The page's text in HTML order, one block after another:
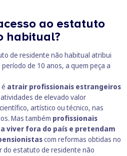
ao estatuto
habitual?
de residente não habitual atribui
de 10 anos, a quem peça a
atrair profissionais estrangeiros
de elevado valor
artístico ou técnico, nas
Mas também profissionais
viver fora do país e pretendam
com reformas obtidas no
do estatuto de residente não